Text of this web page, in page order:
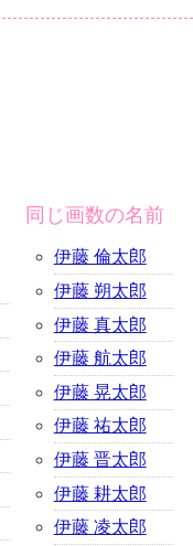
同じ画数の名前
伊藤 倫太郎
伊藤 朔太郎
伊藤 真太郎
伊藤 航太郎
伊藤 晃太郎
伊藤 祐太郎
伊藤 晋太郎
伊藤 耕太郎
伊藤 凌太郎